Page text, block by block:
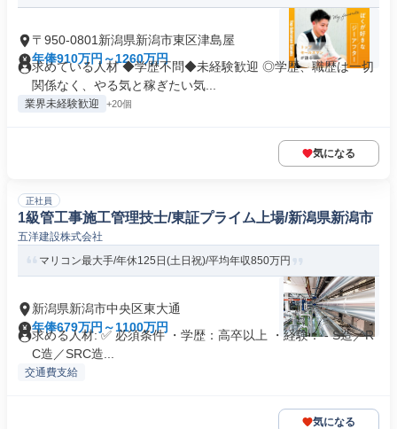
〒950-0801新潟県新潟市東区津島屋
年俸910万円～1260万円
求めている人材 ◆学歴不問◆未経験歓迎 ◎学歴、職歴は一切
関係なく、やる気と稼ぎたい気...
業界未経験歓迎 +20個
気になる
正社員
1級管工事施工管理技士/東証プライム上場/新潟県新潟市
五洋建設株式会社
マリコン最大手/年休125日(土日祝)/平均年収850万円
新潟県新潟市中央区東大通
年俸679万円～1100万円
求める人材: ✅ 必須条件 ・学歴：高卒以上 ・経験： - S造／R
C造／SRC造...
交通費支給
気になる